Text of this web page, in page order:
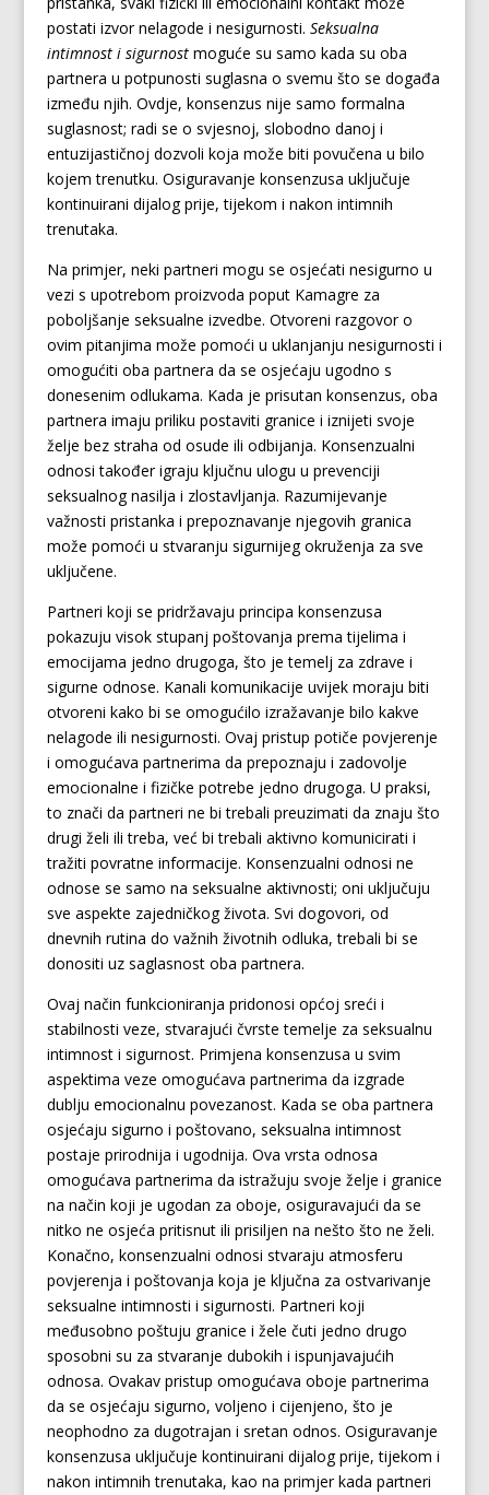
postati izvor nelagode i nesigurnosti. Seksualna
intimnost i sigurnostmoguće su samo kada su oba
partnera u potpunosti suglasna o svemu što se događa
između njih. Ovdje, konsenzus nije samo formalna
suglasnost; radi se o svjesnoj, slobodno danoj i
entuzijastičnoj dozvoli koja može biti povučena u bilo
kojem trenutku. Osiguravanje konsenzusa uključuje
kontinuirani dijalog prije, tijekom i nakon intimnih
trenutaka.
Na primjer, neki partneri mogu se osjećati nesigurno u
vezi s upotrebom proizvoda poput Kamagre za
poboljšanje seksualne izvedbe. Otvoreni razgovor o
ovim pitanjima može pomoći u uklanjanju nesigurnosti i
omogućiti oba partnera da se osjećaju ugodno s
donesenim odlukama. Kada je prisutan konsenzus, oba
partnera imaju priliku postaviti granice i iznijeti svoje
želje bez straha od osude ili odbijanja. Konsenzualni
odnosi također igraju ključnu ulogu u prevenciji
seksualnog nasilja i zlostavljanja. Razumijevanje
važnosti pristanka i prepoznavanje njegovih granica
može pomoći u stvaranju sigurnijeg okruženja za sve
uključene.
Partneri koji se pridržavaju principa konsenzusa
pokazuju visok stupanj poštovanja prema tijelima i
emocijama jedno drugoga, što je temelj za zdrave i
sigurne odnose. Kanali komunikacije uvijek moraju biti
otvoreni kako bi se omogućilo izražavanje bilo kakve
nelagode ili nesigurnosti. Ovaj pristup potiče povjerenje
i omogućava partnerima da prepoznaju i zadovolje
emocionalne i fizičke potrebe jedno drugoga. U praksi,
to znači da partneri ne bi trebali preuzimati da znaju što
drugi želi ili treba, već bi trebali aktivno komunicirati i
tražiti povratne informacije. Konsenzualni odnosi ne
odnose se samo na seksualne aktivnosti; oni uključuju
sve aspekte zajedničkog života. Svi dogovori, od
dnevnih rutina do važnih životnih odluka, trebali bi se
donositi uz saglasnost oba partnera.
Ovaj način funkcioniranja pridonosi općoj sreći i
stabilnosti veze, stvarajući čvrste temelje za seksualnu
intimnost i sigurnost. Primjena konsenzusa u svim
aspektima veze omogućava partnerima da izgrade
dublju emocionalnu povezanost. Kada se oba partnera
osjećaju sigurno i poštovano, seksualna intimnost
postaje prirodnija i ugodnija. Ova vrsta odnosa
omogućava partnerima da istražuju svoje želje i granice
na način koji je ugodan za oboje, osiguravajući da se
nitko ne osjeća pritisnut ili prisiljen na nešto što ne želi.
Konačno, konsenzualni odnosi stvaraju atmosferu
povjerenja i poštovanja koja je ključna za ostvarivanje
seksualne intimnosti i sigurnosti. Partneri koji
međusobno poštuju granice i žele čuti jedno drugo
sposobni su za stvaranje dubokih i ispunjavajućih
odnosa. Ovakav pristup omogućava oboje partnerima
da se osjećaju sigurno, voljeno i cijenjeno, što je
neophodno za dugotrajan i sretan odnos. Osiguravanje
konsenzusa uključuje kontinuirani dijalog prije, tijekom i
nakon intimnih trenutaka, kao na primjer kada partneri